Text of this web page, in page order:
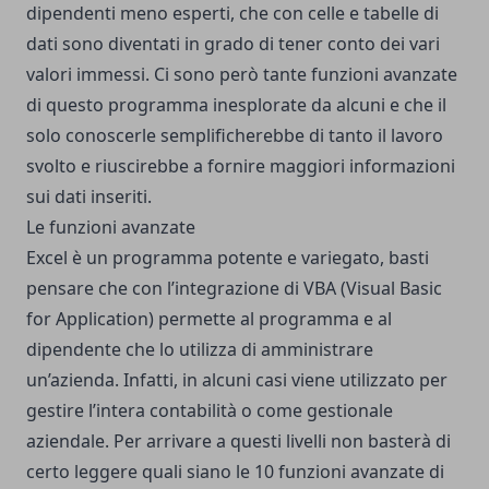
dipendenti meno esperti, che con celle e tabelle di
dati sono diventati in grado di tener conto dei vari
valori immessi. Ci sono però tante funzioni avanzate
di questo programma inesplorate da alcuni e che il
solo conoscerle semplificherebbe di tanto il lavoro
svolto e riuscirebbe a fornire maggiori informazioni
sui dati inseriti.
Le funzioni avanzate
Excel è un programma potente e variegato, basti
pensare che con l’integrazione di VBA (Visual Basic
for Application) permette al programma e al
dipendente che lo utilizza di amministrare
un’azienda. Infatti, in alcuni casi viene utilizzato per
gestire l’intera contabilità o come gestionale
aziendale. Per arrivare a questi livelli non basterà di
certo leggere quali siano le 10 funzioni avanzate di